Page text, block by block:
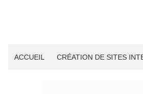
ACCUEIL CRÉATION DE SITES